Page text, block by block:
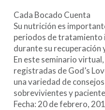
Cada Bocado Cuenta
Su nutrición es
periodos de tratamiento
durante su recuperación
En este seminario
registradas de God’s
una variedad de
sobrevivientes y
Fecha: 20 de febrero,